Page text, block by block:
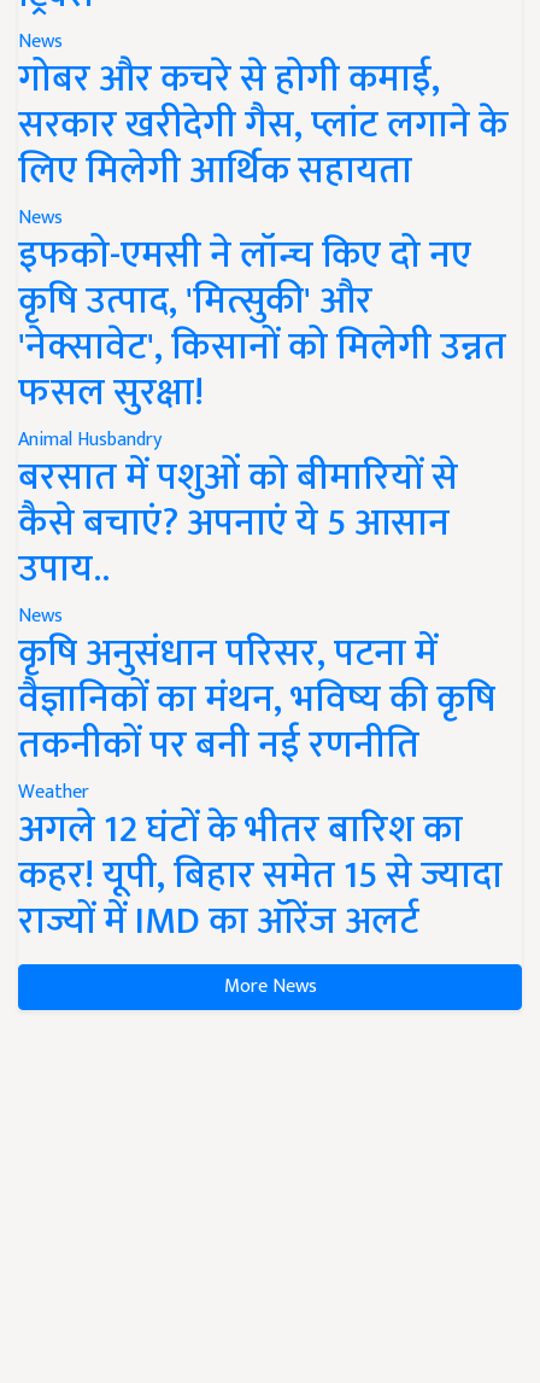
News
गोबर और कचरे से होगी कमाई,
सरकार खरीदेगी गैस, प्लांट लगाने के
लिए मिलेगी आर्थिक सहायता
News
इफको-एमसी ने लॉन्च किए दो नए
कृषि उत्पाद, 'मित्सुकी' और
'नेक्सावेट', किसानों को मिलेगी उन्नत
फसल सुरक्षा!
Animal Husbandry
बरसात में पशुओं को बीमारियों से
कैसे बचाएं? अपनाएं ये 5 आसान
उपाय..
News
कृषि अनुसंधान परिसर, पटना में
वैज्ञानिकों का मंथन, भविष्य की कृषि
तकनीकों पर बनी नई रणनीति
Weather
अगले 12 घंटों के भीतर बारिश का
कहर! यूपी, बिहार समेत 15 से ज्यादा
राज्यों में IMD का ऑरेंज अलर्ट
More News